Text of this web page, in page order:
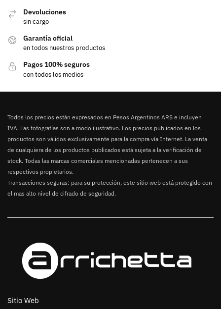
Devoluciones
sin cargo
Garantía oficial
en todos nuestros productos
Pagos 100% seguros
con todos los medios
Todos los precios están expresados en Pesos Argentinos AR$ e incluyen
IVA. Las fotografías son a modo ilustrativo. Los precios publicados en los
productos son válidos exclusivamente para la compra vía Internet. La venta
de cualquiera de los productos publicados está sujeta a la verificación de
stock. Todas las marcas comerciales mencionadas pertenecen a sus
respectivos propietarios.
Transacciones seguras: para su protección, este sitio web está protegido con
el mas alto nivel de cifrado de seguridad.
Sitio Web